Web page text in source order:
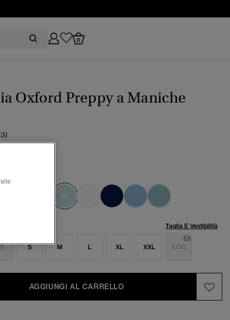
0
Oxford Preppy a Maniche
selezionato
Taglia E Vestibilità
S M L XL XXL XXXL
AGGIUNGI AL CARRELLO